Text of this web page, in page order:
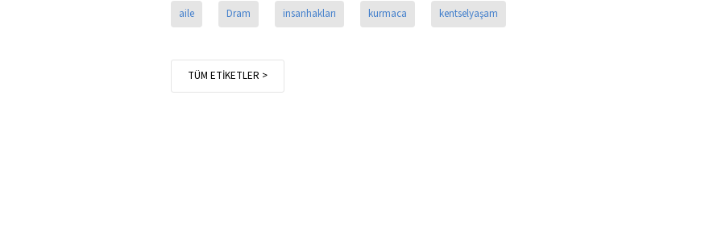
aile Dram insanhakları kurmaca kentselyaşam
TÜM ETİKETLER >